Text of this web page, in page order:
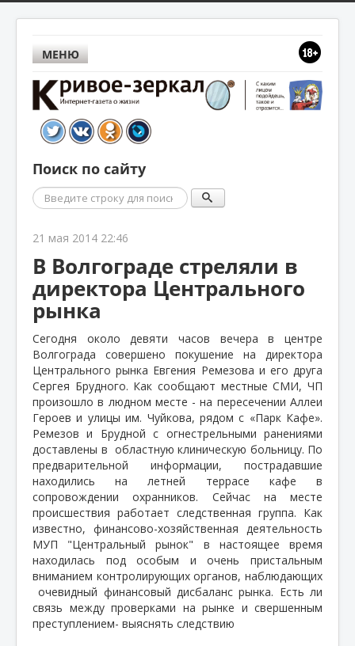
МЕНЮ
Поиск по сайту
Поиск
21 мая 2014 22:46
В Волгограде стреляли в
директора Центрального
рынка
Сегодня около девяти часов вечера в центре
Волгограда совершено покушение на директора
Центрального рынка Евгения Ремезова и его друга
Сергея Брудного. Как сообщают местные СМИ, ЧП
произошло в людном месте - на пересечении Аллеи
Героев и улицы им. Чуйкова, рядом с «Парк Кафе».
Ремезов и Брудной с огнестрельными ранениями
доставлены в областную клиническую больницу. По
предварительной информации, пострадавшие
находились на летней террасе кафе в
сопровождении охранников. Сейчас на месте
происшествия работает следственная группа. Как
известно, финансово-хозяйственная деятельность
МУП "Центральный рынок" в настоящее время
находилась под особым и очень пристальным
вниманием контролирующих органов, наблюдающих
очевидный финансовый дисбаланс рынка. Есть ли
связь между проверками на рынке и свершенным
преступлением- выяснять следствию